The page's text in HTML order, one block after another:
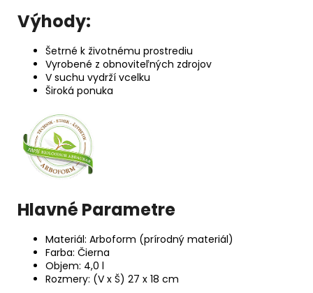
Výhody:
Šetrné k životnému prostrediu
Vyrobené z obnoviteľných zdrojov
V suchu vydrží vcelku
Široká ponuka
Hlavné Parametre
Materiál: Arboform (prírodný materiál)
Farba: Čierna
Objem: 4,0 l
Rozmery: (V x Š) 27 x 18 cm